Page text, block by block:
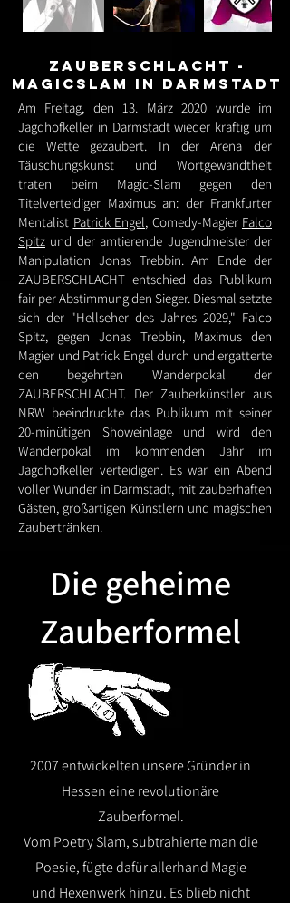
Zauberschlacht -
Magicslam in Darmstadt
Am Freitag, den 13. März 2020 wurde im
Jagdhofkeller in Darmstadt wieder kräftig um
die Wette gezaubert. In der Arena der
Täuschungskunst und Wortgewandtheit
traten beim Magic-Slam gegen den
Titelverteidiger Maximus an: der Frankfurter
Mentalist Patrick Engel, Comedy-Magier Falco
Spitz und der amtierende Jugendmeister der
Manipulation Jonas Trebbin. Am Ende der
ZAUBERSCHLACHT entschied das Publikum
fair per Abstimmung den Sieger. Diesmal setzte
sich der "Hellseher des Jahres 2029," Falco
Spitz, gegen Jonas Trebbin, Maximus den
Magier und Patrick Engel durch und ergatterte
den begehrten Wanderpokal der
ZAUBERSCHLACHT. Der Zauberkünstler aus
NRW beeindruckte das Publikum mit seiner
20-minütigen Showeinlage und wird den
Wanderpokal im kommenden Jahr im
Jagdhofkeller verteidigen. Es war ein Abend
voller Wunder in Darmstadt, mit zauberhaften
Gästen, großartigen Künstlern und magischen
Zaubertränken.
Die geheime
Zauberformel
2007 entwickelten unsere Gründer in
Hessen eine revolutionäre
Zauberformel.
Vom Poetry Slam, subtrahierte man die
Poesie, fügte dafür allerhand Magie
und Hexenwerk hinzu. Es blieb nicht